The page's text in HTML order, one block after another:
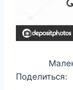
Поделиться: